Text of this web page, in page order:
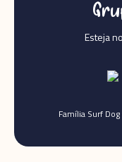
Esteja
Família Surf